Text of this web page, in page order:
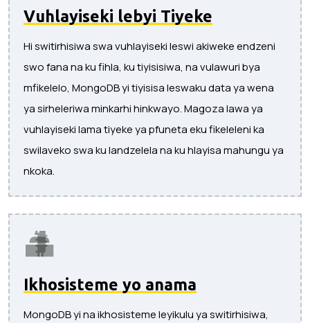
Vuhlayiseki lebyi Tiyeke
Hi switirhisiwa swa vuhlayiseki leswi akiweke endzeni
swo fana na ku fihla, ku tiyisisiwa, na vulawuri bya
mfikelelo, MongoDB yi tiyisisa leswaku data ya wena
ya sirheleriwa minkarhi hinkwayo. Magoza lawa ya
vuhlayiseki lama tiyeke ya pfuneta eku fikeleleni ka
swilaveko swa ku landzelela na ku hlayisa mahungu ya
nkoka.
Ikhosisteme yo anama
MongoDB yi na ikhosisteme leyikulu ya switirhisiwa,